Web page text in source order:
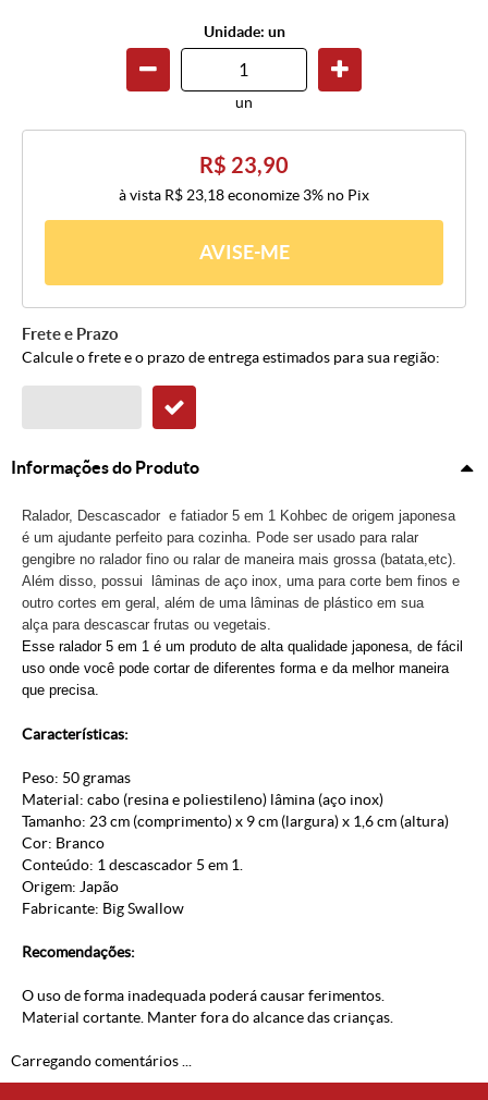
Unidade: un
un
R$ 23,90
à vista R$ 23,18economize 3% no Pix
AVISE-ME
Frete e Prazo
Calcule o frete e o prazo de entrega estimados para sua região:
Informações do Produto
Ralador, Descascador e fatiador 5 em 1 Kohbec de origem japonesa
é um ajudante perfeito para cozinha. Pode ser usado para ralar
gengibre no ralador fino ou ralar de maneira mais grossa (batata,etc).
Além disso, possui lâminas de aço inox, uma para corte bem finos e
outro cortes em geral, além de uma lâminas de plástico em sua
alça para descascar frutas ou vegetais.
Esse ralador 5 em 1 é um produto de alta qualidade japonesa, de fácil
uso onde você pode cortar de diferentes forma e da melhor maneira
que precisa.
Características:
Peso: 50 gramas
Material: cabo (resina e poliestileno) lâmina (aço inox)
Tamanho: 23 cm (comprimento) x 9 cm (largura) x 1,6 cm (altura)
Cor: Branco
Conteúdo: 1 descascador 5 em 1.
Origem: Japão
Fabricante: Big Swallow
Recomendações:
O uso de forma inadequada poderá causar ferimentos.
Material cortante. Manter fora do alcance das crianças.
Carregando comentários ...